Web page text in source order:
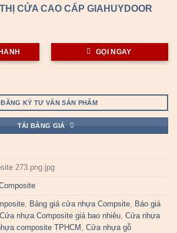
CỬA CAO CẤP GIAHUYDOOR
GỌI NGAY
ĐĂNG KÝ TƯ VẤN SẢN PHẨM
TẢI BẢNG GIÁ
273.png.jpg
, Bảng giá cửa nhựa Compsite, Báo giá
Cửa nhựa Composite giá bao nhiêu, Cửa nhựa
composite TPHCM, Cửa nhựa gỗ